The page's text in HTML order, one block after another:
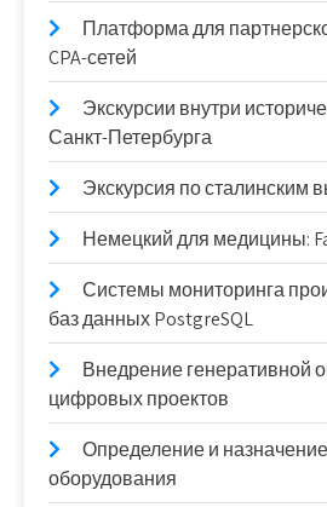
Платформа для
CPA-сетей
Экскурсии внутри
Санкт-Петербурга
Экскурсия по сталинским
Немецкий для медицины:
Системы мониторинга
баз данных PostgreSQL
Внедрение генеративной
цифровых проектов
Определение и
оборудования